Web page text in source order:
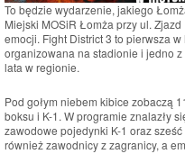
To będzie wydarzenie, jakiego
Miejski MOSiR Łomża przy ul.
emocji. Fight District 3 to pierwsza
organizowana na stadionie i jedno
lata w regionie.
Pod gołym niebem kibice zobaczą
boksu i K-1. W programie znalazły
zawodowe pojedynki K-1 oraz
również zawodnicy z zagranicy, a